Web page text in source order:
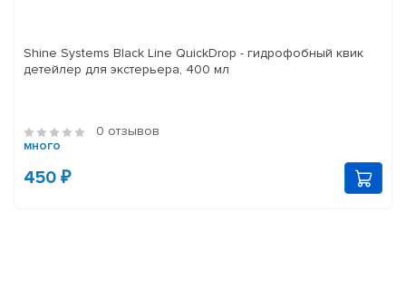
Shine Systems Black Line QuickDrop - гидрофобный квик
детейлер для экстерьера, 400 мл
0 отзывов
много
450 ₽